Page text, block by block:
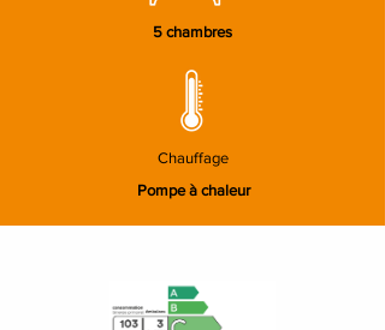
5 chambres
Chauffage
Pompe à chaleur